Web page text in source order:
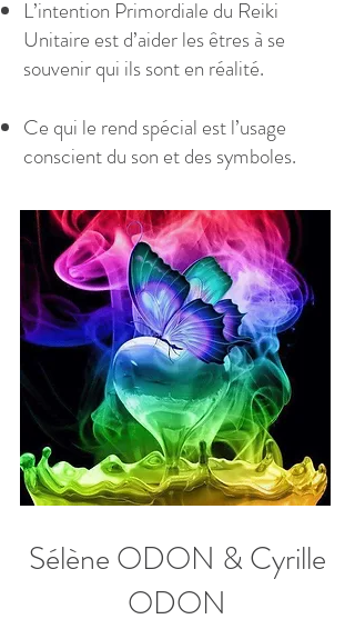
L’intention Primordiale du Reiki
Unitaire est d’aider les êtres à se
souvenir qui ils sont en réalité.
Ce qui le rend spécial est l’usage
conscient du son et des symboles.
Sélène ODON & Cyrille
ODON